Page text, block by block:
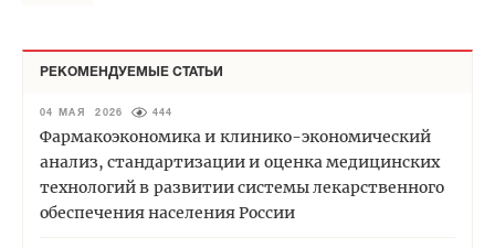
РЕКОМЕНДУЕМЫЕ СТАТЬИ
04 МАЯ 2026 444
Фармакоэкономика и клинико-экономический
анализ, стандартизации и оценка медицинских
технологий в развитии системы лекарственного
обеспечения населения России